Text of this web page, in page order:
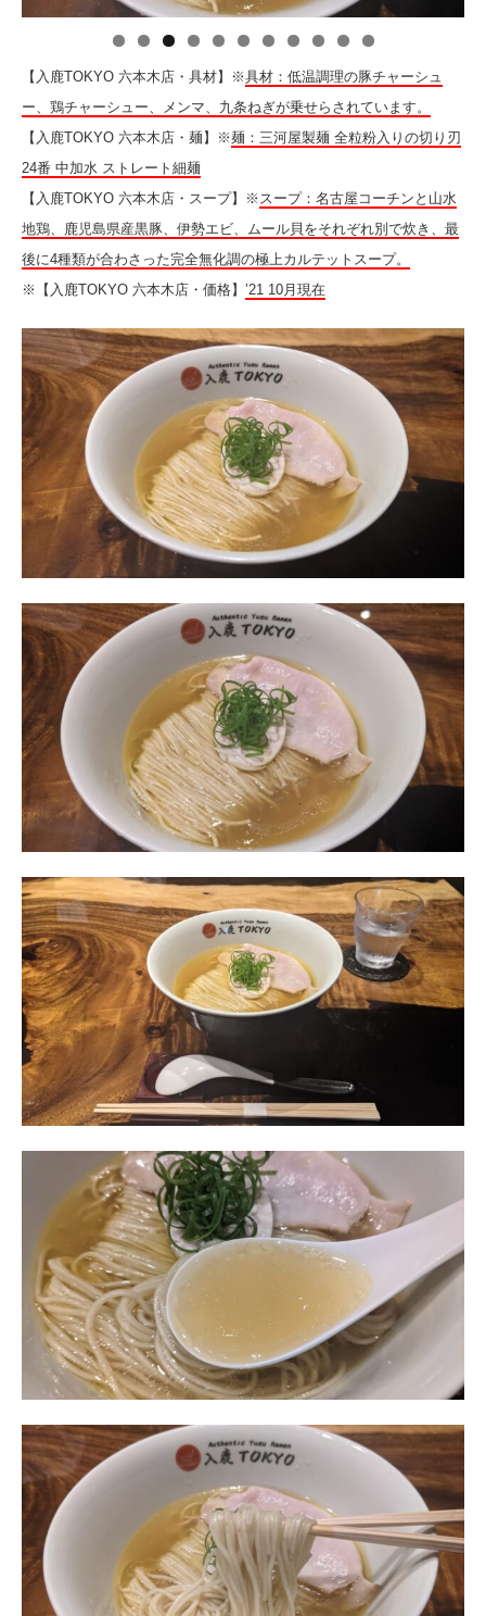
【入鹿TOKYO 六本木店・具材】※具材：低温調理の豚チャーシュ
ー、鶏チャーシュー、メンマ、九条ねぎが乗せらされています。
【入鹿TOKYO 六本木店・麺】※麺：三河屋製麺 全粒粉入りの切り刃
24番 中加水 ストレート細麺
【入鹿TOKYO 六本木店・スープ】※ スープ：名古屋コーチンと山水
地鶏、鹿児島県産黒豚、伊勢エビ、ムール貝をそれぞれ別で炊き、最
後に4種類が合わさった完全無化調の極上カルテットスープ。
※【入鹿TOKYO 六本木店・価格】 ’21 10月現在